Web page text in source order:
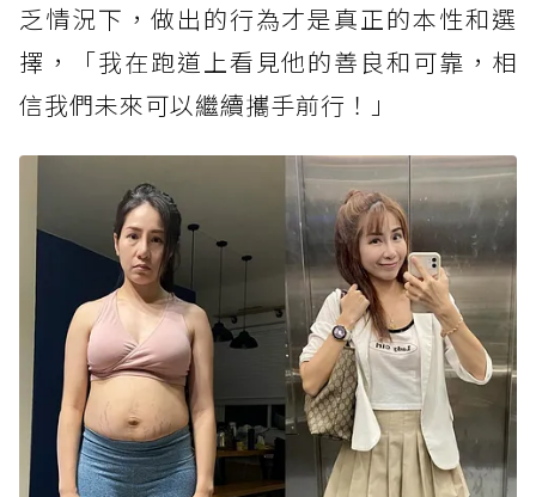
乏情況下，做出的行為才是真正的本性和選
擇，「我在跑道上看見他的善良和可靠，相
信我們未來可以繼續攜手前行！」